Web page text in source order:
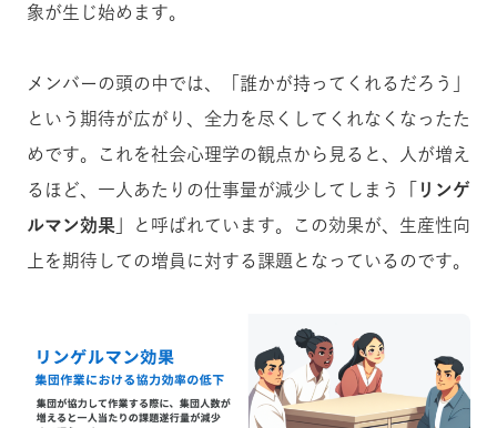
象が生じ始めます。
メンバーの頭の中では、「誰かが持ってくれるだろう」
という期待が広がり、全力を尽くしてくれなくなったた
めです。これを社会心理学の観点から見ると、人が増え
るほど、一人あたりの仕事量が減少してしまう
「リンゲ
ルマン効果」
と呼ばれています。この効果が、生産性向
上を期待しての増員に対する課題となっているのです。